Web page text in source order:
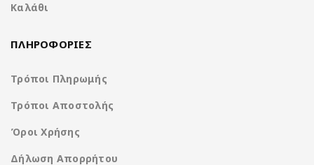
Ανάλυση οθόνης
(pixels)
Μνήμη RAM
SD Card
Καλάθι
ΠΛΗΡΟΦΟΡΙΕΣ
Τρόποι Πληρωμής
Τρόποι Αποστολής
Όροι Χρήσης
Δήλωση Απορρήτου